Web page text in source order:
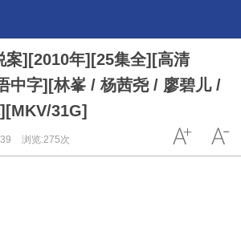
案][2010年][25集全][高清
中字][林峯 / 杨茜尧 / 廖碧儿 /
31G]
浏览:275次